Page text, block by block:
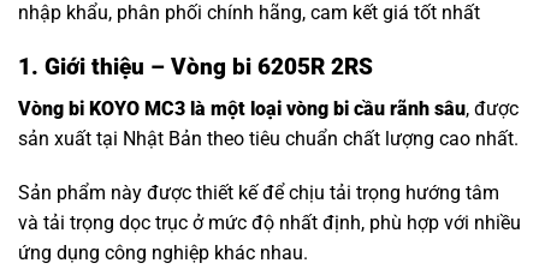
nhập khẩu, phân phối chính hãng, cam kết giá tốt nhất
1. Giới thiệu – Vòng bi 6205R 2RS
Vòng bi KOYO MC3 là một loại vòng bi cầu rãnh sâu, được
sản xuất tại Nhật Bản theo tiêu chuẩn chất lượng cao nhất.
Sản phẩm này được thiết kế để chịu tải trọng hướng tâm
và tải trọng dọc trục ở mức độ nhất định, phù hợp với nhiều
ứng dụng công nghiệp khác nhau.